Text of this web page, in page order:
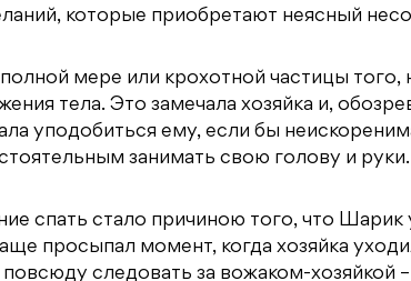
которые приобретают неясный
полной мере или крохотной частицы
тела. Это замечала хозяйка и,
уподобиться ему, если бы
занимать свою голову и руки.
спать стало причиною того, что
просыпал момент, когда хозяйка
повсюду следовать за вожаком-